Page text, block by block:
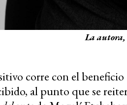
La
corre con el beneficio
al punto que se